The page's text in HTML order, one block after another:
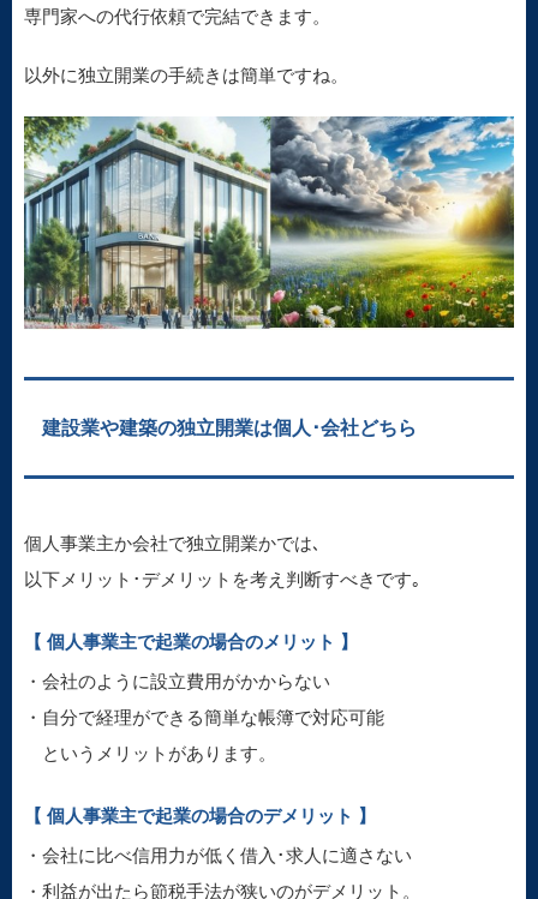
専門家への代行依頼で完結できます。
以外に独立開業の手続きは簡単ですね。
建設業や建築の独立開業は個人･会社どちら
個人事業主か会社で独立開業かでは､
以下メリット･デメリットを考え判断すべきです｡
【 個人事業主で起業の場合のメリット 】
・会社のように設立費用がかからない
・自分で経理ができる簡単な帳簿で対応可能
というメリットがあります。
【 個人事業主で起業の場合のデメリット 】
・会社に比べ信用力が低く借入･求人に適さない
・利益が出たら節税手法が狭いのがデメリット。